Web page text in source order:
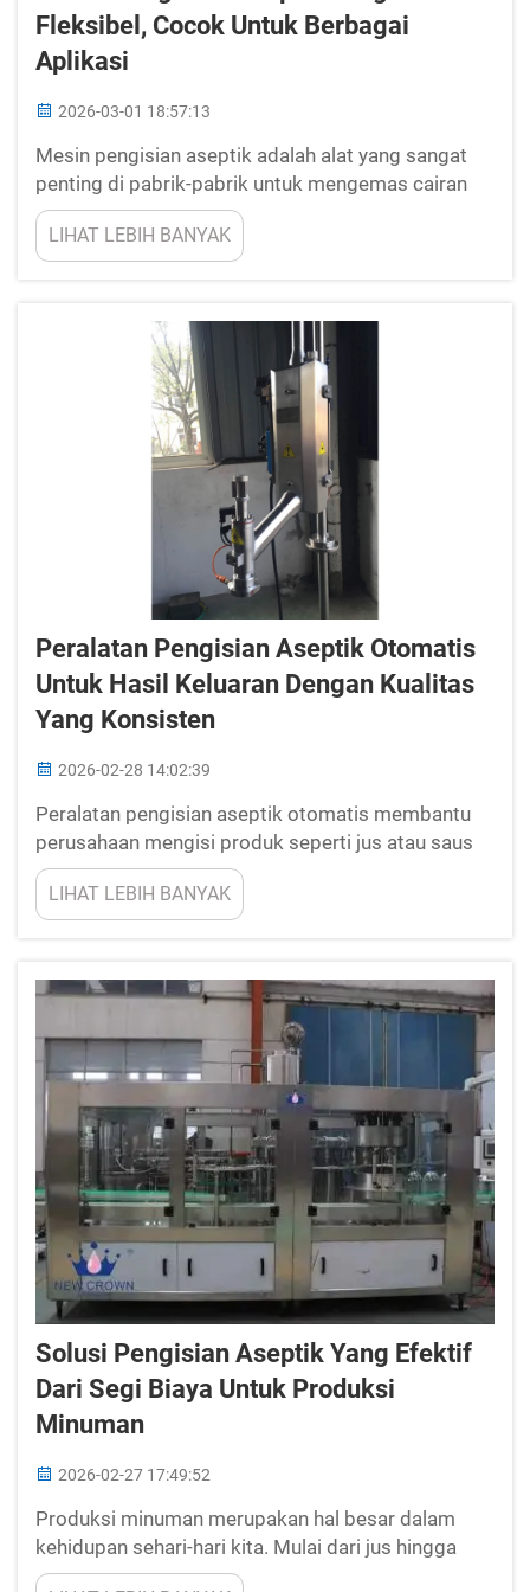
Fleksibel, Cocok Untuk Berbagai
Aplikasi
2026-03-01 18:57:13
Mesin pengisian aseptik adalah alat yang sangat
penting di pabrik-pabrik untuk mengemas cairan
secara aman. Mesin-mesin ini dirancang untuk
menjaga produk tetap terhindar dari kuman dan zat
berbahaya. Misalnya, ketika Anda membeli botol
tersebut diisi menggunakan jenis mesin ini...
LIHAT LEBIH BANYAK
Peralatan Pengisian Aseptik Otomatis
Untuk Hasil Keluaran Dengan Kualitas
Yang Konsisten
2026-02-28 14:02:39
Peralatan pengisian aseptik otomatis membantu
perusahaan mengisi produk seperti jus atau saus
secara bersih dan aman. Jenis mesin ini sangat
penting karena melindungi makanan dari kuman
serta memperpanjang masa kesegaran produk.
LIHAT LEBIH BANYAK
Solusi Pengisian Aseptik Yang Efektif
Dari Segi Biaya Untuk Produksi
Minuman
2026-02-27 17:49:52
Produksi minuman merupakan hal besar dalam
kehidupan sehari-hari kita. Mulai dari jus hingga
soda, banyak orang di seluruh dunia menikmati